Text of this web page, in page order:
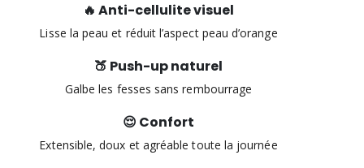
🔥 Anti-cellulite visuel
Lisse la peau et réduit l’aspect peau d’orange
🍑 Push-up naturel
Galbe les fesses sans rembourrage
😌 Confort
Extensible, doux et agréable toute la journée